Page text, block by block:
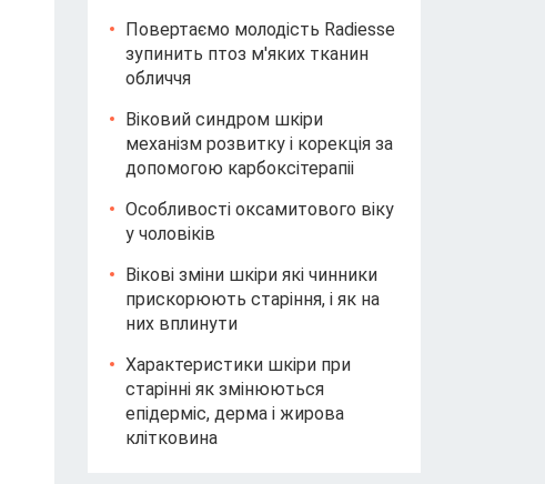
Повертаємо молодість Radiesse
зупинить птоз м'яких тканин
обличчя
Віковий синдром шкіри
механізм розвитку і корекція за
допомогою карбоксітерапіі
Особливості оксамитового віку
у чоловіків
Вікові зміни шкіри які чинники
прискорюють старіння, і як на
них вплинути
Характеристики шкіри при
старінні як змінюються
епідерміс, дерма і жирова
клітковина